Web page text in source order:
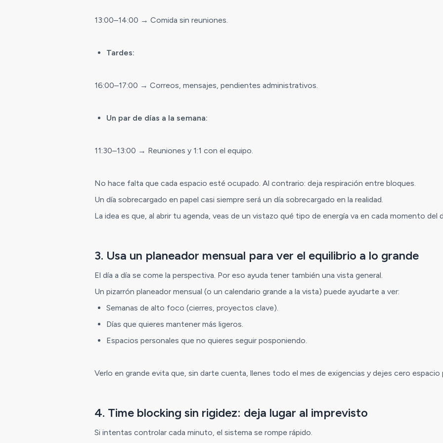
13:00–14:00 → Comida sin reuniones.
Tardes:
16:00–17:00 → Correos, mensajes, pendientes administrativos.
Un par de días a la semana:
11:30–13:00 → Reuniones y 1:1 con el equipo.
No hace falta que cada espacio esté ocupado. Al contrario: deja respiración entre bloques.
Un día sobrecargado en papel casi siempre será un día sobrecargado en la realidad.
La idea es que, al abrir tu agenda, veas de un vistazo qué tipo de energía va en cada momento del
3. Usa un planeador mensual para ver el equilibrio a lo grande
El día a día se come la perspectiva. Por eso ayuda tener también una vista general.
Un pizarrón planeador mensual (o un calendario grande a la vista) puede ayudarte a ver:
Semanas de alto foco (cierres, proyectos clave).
Días que quieres mantener más ligeros.
Espacios personales que no quieres seguir posponiendo.
Verlo en grande evita que, sin darte cuenta, llenes todo el mes de exigencias y dejes cero espacio
4. Time blocking sin rigidez: deja lugar al imprevisto
Si intentas controlar cada minuto, el sistema se rompe rápido.